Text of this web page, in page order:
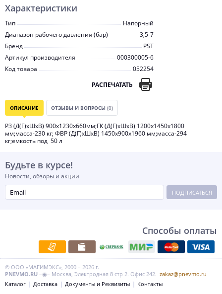
Характеристики
Тип
Напорный
Диапазон рабочего давления (бар)
3,5-7
Бренд
PST
Артикул производителя
000300005-6
Код товара
052254
РАСПЕЧАТАТЬ
ОПИСАНИЕ ОТЗЫВЫ И ВОПРОСЫ (0)
РЗ (Д(Г)хШхВ) 900х1230х660мм;ГК (Д(Г)хШхВ) 1200х1450х1800
мм;масса-230 кг; ФВР (Д(Г)хШхВ) 1450х900х1960 мм;масса-294
кг;емкость под 50 л
Будьте в курсе!
Новости, обзоры и акции
ПОДПИСАТЬСЯ
Способы оплаты
© ООО «МАГИМЭКС», 2000 – 2026 г.
PNEVMO.RU –◉– Москва, Электродная 8 стр 2. Офис 242. zakaz@pnevmo.ru
Каталог
Доставка Документы и Реквизиты Контакты